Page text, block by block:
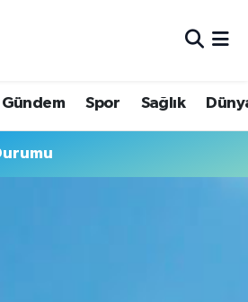
Gündem Spor Sağlık